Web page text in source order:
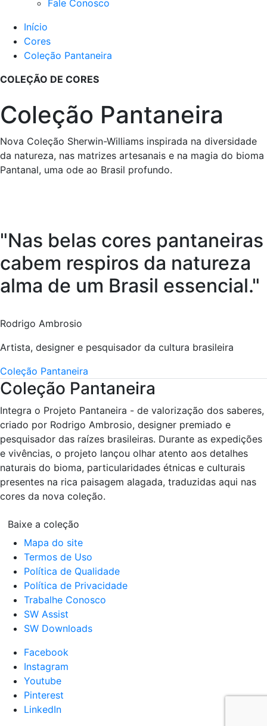
Fale Conosco
Início
Cores
Coleção Pantaneira
COLEÇÃO DE CORES
Coleção Pantaneira
Nova Coleção Sherwin-Williams inspirada na diversidade
da natureza, nas matrizes artesanais e na magia do bioma
Pantanal, uma ode ao Brasil profundo.
"Nas belas cores pantaneiras
cabem respiros da natureza
alma de um Brasil essencial."
Rodrigo Ambrosio
Artista, designer e pesquisador da cultura brasileira
Coleção Pantaneira
Coleção Pantaneira
Integra o Projeto Pantaneira - de valorização dos saberes,
criado por Rodrigo Ambrosio, designer premiado e
pesquisador das raízes brasileiras. Durante as expedições
e vivências, o projeto lançou olhar atento aos detalhes
naturais do bioma, particularidades étnicas e culturais
presentes na rica paisagem alagada, traduzidas aqui nas
cores da nova coleção.
Baixe a coleção
Mapa do site
Termos de Uso
Política de Qualidade
Política de Privacidade
Trabalhe Conosco
SW Assist
SW Downloads
Facebook
Instagram
Youtube
Pinterest
LinkedIn